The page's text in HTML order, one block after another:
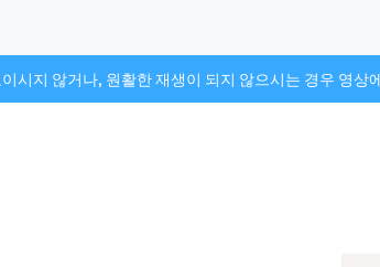
시지 않거나, 원활한 재생이 되지 않으시는 경우 영상